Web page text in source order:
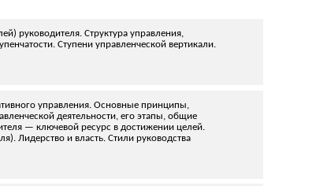
руководителя. Структура управления,
Ступени управленческой вертикали.
управления. Основные принципы,
деятельности, его этапы, общие
— ключевой ресурс в достижении целей.
Лидерство и власть. Стили руководства